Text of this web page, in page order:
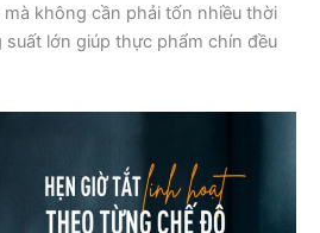
không cần phải tốn nhiều thời
lớn giúp thực phẩm chín đều